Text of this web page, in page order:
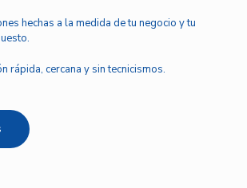
hechas a la medida de tu negocio y tu
rápida, cercana y sin tecnicismos.